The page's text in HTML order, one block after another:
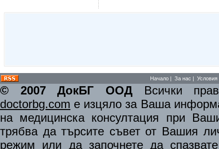
Начало | За нас | Условия
© 2007 ДокБГ ООД Всички
doctorbg.com е изцяло за Ваша
на медицинска консултация при
трябва да търсите съвет от Вашия
режим или да започнете да